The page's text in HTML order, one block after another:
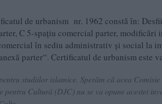
de urbanism nr. 1962 constă în:
C 5-spațiu comercial parter, modificări
în sediu administrativ și social la
parter“. Certificatul de urbanism este
studiilor islamice. Sperăm că acea
Cultură (DJC) nu se va opune acestei